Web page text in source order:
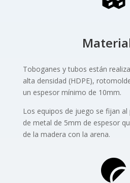
Toboganes y tubos están
alta densidad (HDPE),
un espesor mínimo de 10mm.
Los equipos de juego se fijan
de metal de 5mm de espesor
de la madera con la arena.